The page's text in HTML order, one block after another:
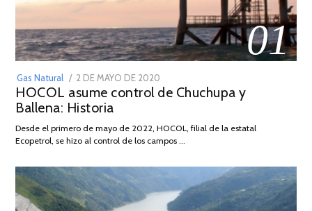
01
Gas Natural
POSTED
ON
2 DE MAYO DE 2020
DE
2026
HOCOL asume control de Chuchupa y
Ballena: Historia
Desde el primero de mayo de 2022, HOCOL, filial de la estatal
Ecopetrol, se hizo al control de los campos …